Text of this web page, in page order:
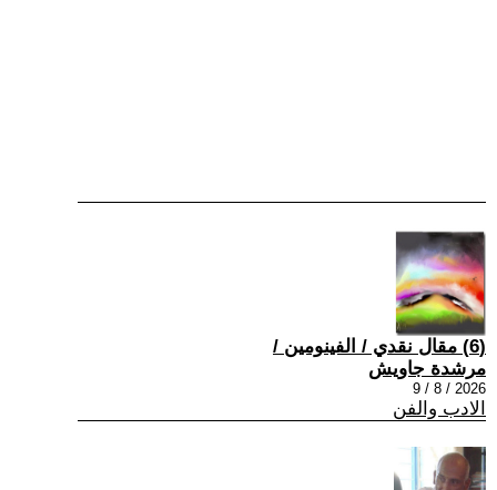
(6) مقال نقدي / الفينومين /
مرشدة جاويش
2026 / 8 / 9
الادب والفن